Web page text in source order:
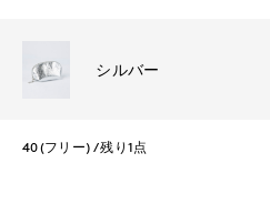
シルバー
40(フリー) 残り1点